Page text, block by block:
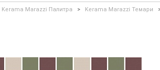
Kerama Marazzi Палитра > Kerama Marazzi Темари